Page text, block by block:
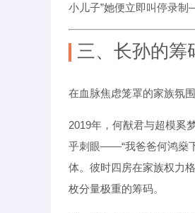
小儿子”她便立即叫停录
三、长孙的筹
在血脉焦虑笼罩的家族氛
2019年，何猷君与超模奚
乎刺眼——“我爸爸何鸿燊
体。彼时四房在家族权力
枚分量极重的筹码。